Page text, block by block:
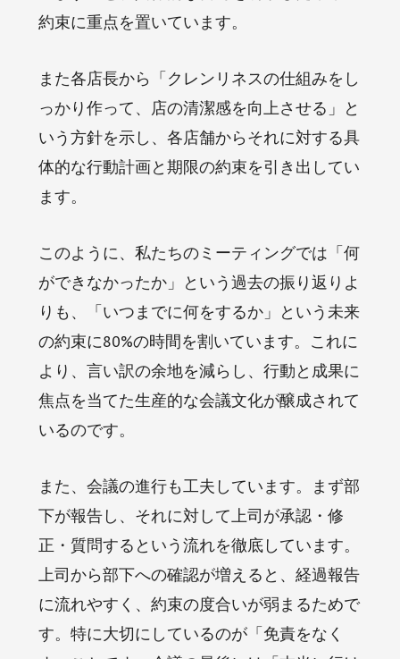
約束に重点を置いています。
また各店長から「クレンリネスの仕組みをし
っかり作って、店の清潔感を向上させる」と
いう方針を示し、各店舗からそれに対する具
体的な行動計画と期限の約束を引き出してい
ます。
このように、私たちのミーティングでは「何
ができなかったか」という過去の振り返りよ
りも、「いつまでに何をするか」という未来
の約束に80%の時間を割いています。これに
より、言い訳の余地を減らし、行動と成果に
焦点を当てた生産的な会議文化が醸成されて
いるのです。
また、会議の進行も工夫しています。まず部
下が報告し、それに対して上司が承認・修
正・質問するという流れを徹底しています。
上司から部下への確認が増えると、経過報告
に流れやすく、約束の度合いが弱まるためで
す。特に大切にしているのが「免責をなく